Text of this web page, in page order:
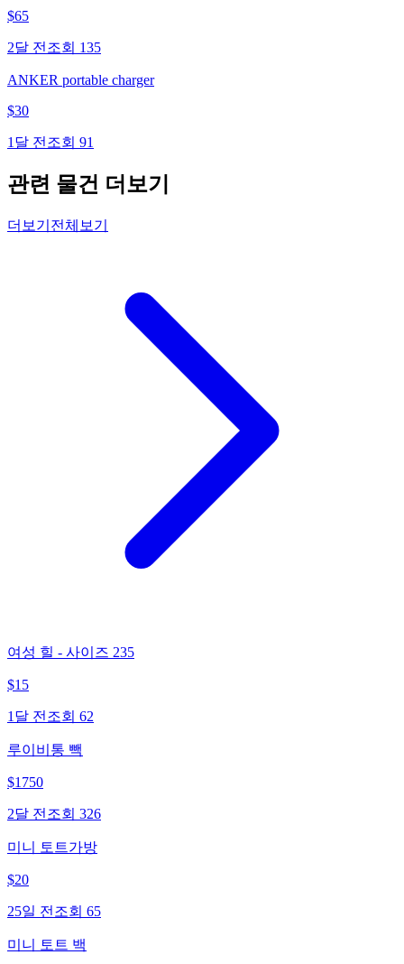
$65
2달 전 조회 135
ANKER portable charger
$30
1달 전 조회 91
관련 물건 더보기
더보기 전체보기
여성 힐 - 사이즈 235
$15
1달 전 조회 62
루이비통 빽
$1750
2달 전 조회 326
미니 토트가방
$20
25일 전 조회 65
미니 토트 백